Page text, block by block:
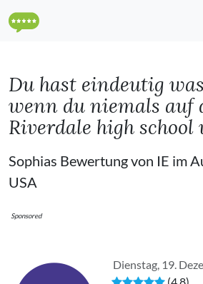
Du hast eindeutig
wenn du niemals auf
Riverdale high school
Sophias Bewertung von IE im
USA
Sponsored
Dienstag, 19.